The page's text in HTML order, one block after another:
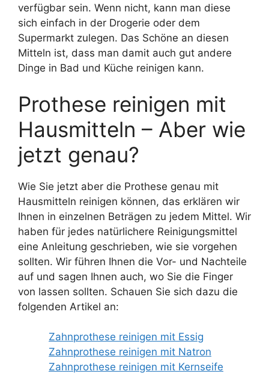
verfügbar sein. Wenn nicht, kann man diese
sich einfach in der Drogerie oder dem
Supermarkt zulegen. Das Schöne an diesen
Mitteln ist, dass man damit auch gut andere
Dinge in Bad und Küche reinigen kann.
Prothese reinigen mit
Hausmitteln – Aber wie
jetzt genau?
Wie Sie jetzt aber die Prothese genau mit
Hausmitteln reinigen können, das erklären wir
Ihnen in einzelnen Beträgen zu jedem Mittel. Wir
haben für jedes natürlichere Reinigungsmittel
eine Anleitung geschrieben, wie sie vorgehen
sollten. Wir führen Ihnen die Vor- und Nachteile
auf und sagen Ihnen auch, wo Sie die Finger
von lassen sollten. Schauen Sie sich dazu die
folgenden Artikel an:
Zahnprothese reinigen mit Essig
Zahnprothese reinigen mit Natron
Zahnprothese reinigen mit Kernseife